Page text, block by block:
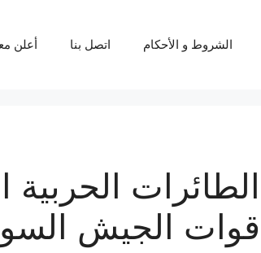
الشروط و الأحكام اتصل بنا أعلن
الطائرات
قوات الجيش